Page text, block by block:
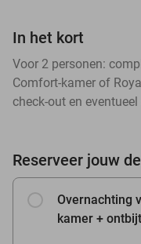
In het kort
Voor 2 personen:
Comfort-kamer of
check-out en
Reserveer jouw
Overnachting
kamer +